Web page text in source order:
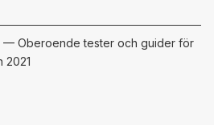
— Oberoende tester och guider för
2021